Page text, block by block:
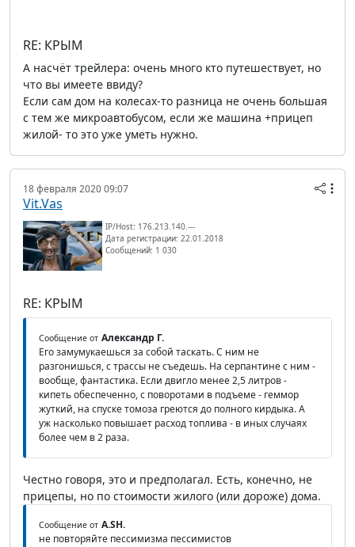
RE: КРЫМ
А насчёт трейлера: очень много кто путешествует, но
что вы имеете ввиду?
Если сам дом на колесах-то разница не очень большая
с тем же микроавтобусом, если же машина +прицеп
жилой- то это уже уметь нужно.
18 февраля 2020 09:07
Vit.Vas
IP/Host: 176.213.140.---
Дата регистрации: 22.01.2018
Сообщений: 1 030
RE: КРЫМ
Сообщение от Александр Г.
Его замумукаешься за собой таскать. С ним не
разгонишься, с трассы не съедешь. На серпантине с ним -
вообще, фантастика. Если двигло менее 2,5 литров -
кипеть обеспеченно, с поворотами в подъеме - геммор
жуткий, на спуске томоза греются до полного кирдыка. А
уж насколько повышает расход топлива - в иных случаях
более чем в 2 раза.
Честно говоря, это и предполагал. Есть, конечно, не
прицепы, но по стоимости жилого (или дороже) дома.
Сообщение от A.SH.
не повторяйте пессимизма пессимистов